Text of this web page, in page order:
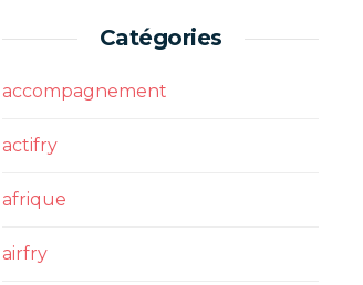
Catégories
accompagnement
actifry
afrique
airfry